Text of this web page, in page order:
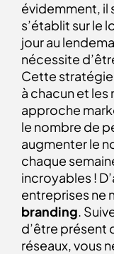
évidemment, il
s’établit sur le
jour au
nécessite
Cette
à chacun et
approche
le nombre de
augmenter le
chaque
incroyables !
entreprises ne
branding.
d’être présent
réseaux, vous